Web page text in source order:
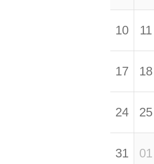
10 11
17 18
24 25
31 01